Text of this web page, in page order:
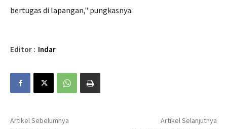
bertugas di lapangan," pungkasnya.
Editor : Indar
Artikel Sebelumnya Artikel Selanjutnya